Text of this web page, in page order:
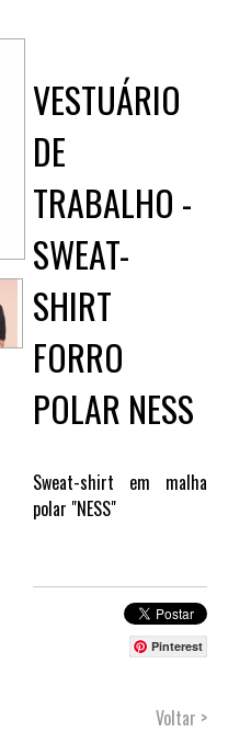
VESTUÁRIO
DE
TRABALHO -
SWEAT-
SHIRT
FORRO
POLAR NESS
Sweat-shirt em malha
polar "NESS"
Pinterest
Voltar >